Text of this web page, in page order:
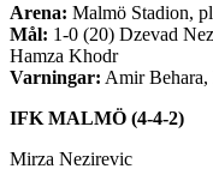
Arena: Malmö Stadion,
Mål: 1-0 (20) Dzevad
Hamza Khodr
Varningar: Amir
IFK MALMÖ (4-4-2)
Mirza Nezirevic